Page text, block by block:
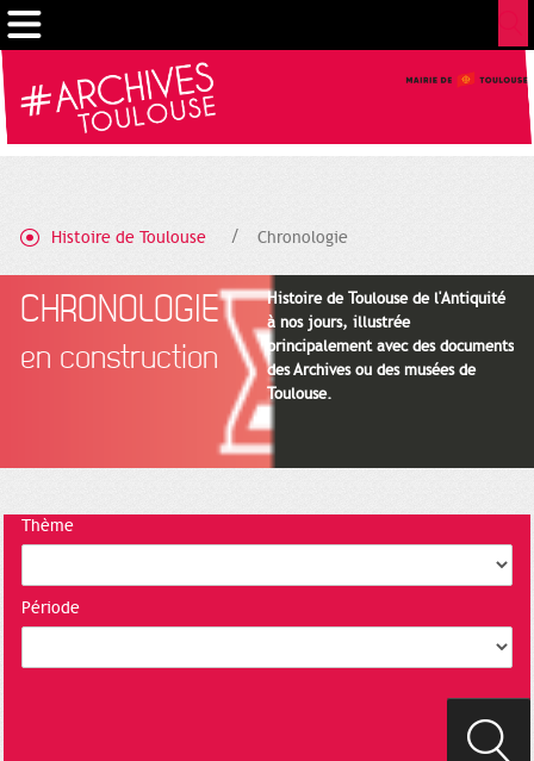
Histoire de Toulouse Chronologie
CHRONOLOGIE
en construction
Histoire de Toulouse de l'Antiquité
à nos jours, illustrée
principalement avec des documents
des Archives ou des musées de
Toulouse.
Thème
Période
Gestion de vos préférences sur les cookies